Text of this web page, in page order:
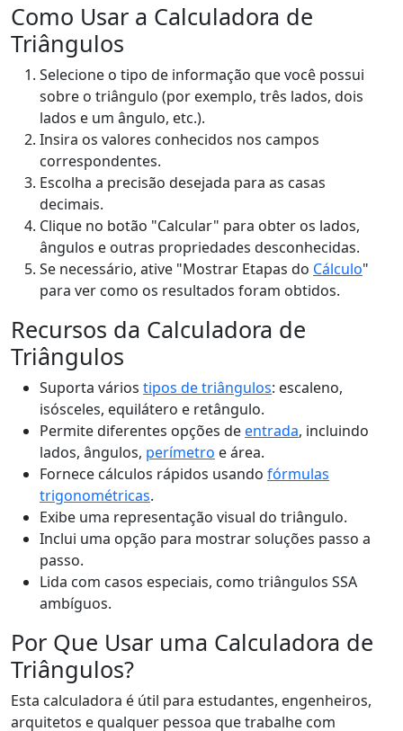
Como Usar a Calculadora de
Triângulos
Selecione o tipo de informação que você possui
sobre o triângulo (por exemplo, três lados, dois
lados e um ângulo, etc.).
Insira os valores conhecidos nos campos
correspondentes.
Escolha a precisão desejada para as casas
decimais.
Clique no botão "Calcular" para obter os lados,
ângulos e outras propriedades desconhecidas.
Se necessário, ative "Mostrar Etapas do Cálculo"
para ver como os resultados foram obtidos.
Recursos da Calculadora de
Triângulos
Suporta vários tipos de triângulos: escaleno,
isósceles, equilátero e retângulo.
Permite diferentes opções deentrada, incluindo
lados, ângulos, perímetro e área.
Fornece cálculos rápidos usando fórmulas
trigonométricas.
Exibe uma representação visual do triângulo.
Inclui uma opção para mostrar soluções passo a
passo.
Lida com casos especiais, como triângulos SSA
ambíguos.
Por Que Usar uma Calculadora de
Triângulos?
Esta calculadora é útil para estudantes, engenheiros,
arquitetos e qualquer pessoa que trabalhe com